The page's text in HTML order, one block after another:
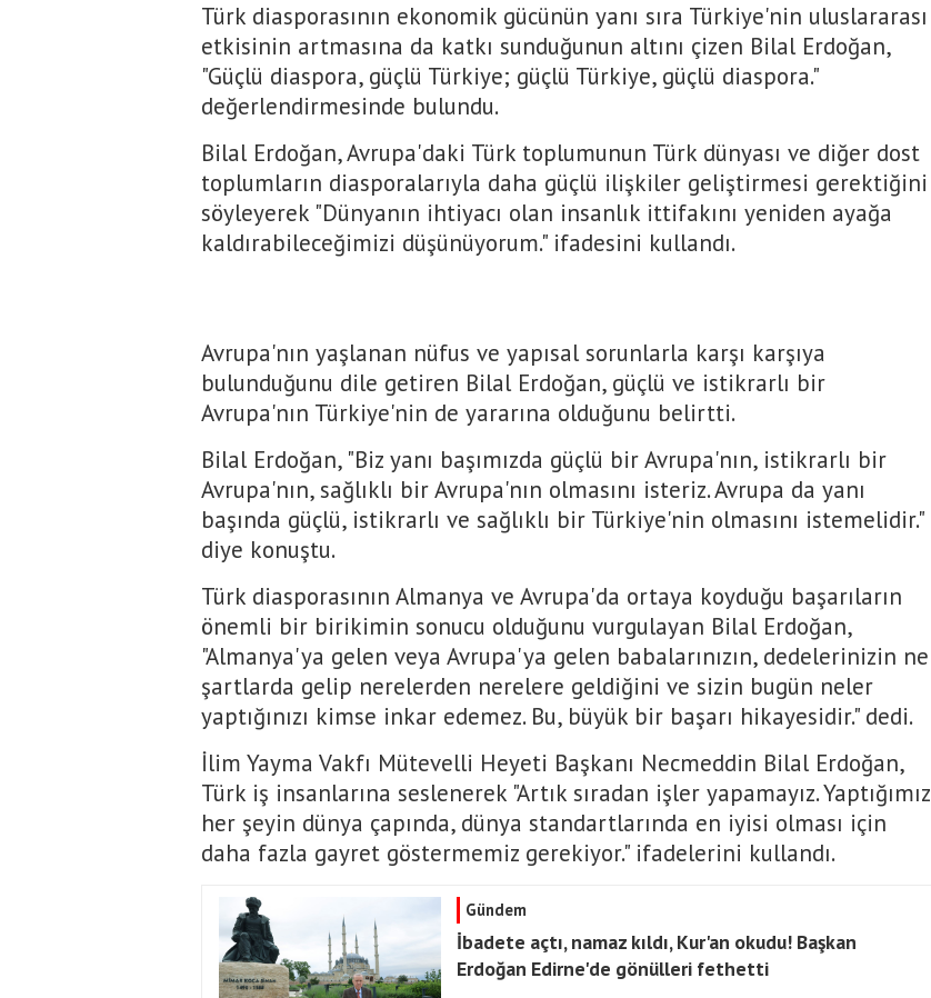
Türk diasporasının ekonomik gücünün yanı sıra Türkiye'nin uluslararası
etkisinin artmasına da katkı sunduğunun altını çizen Bilal Erdoğan,
"Güçlü diaspora, güçlü Türkiye; güçlü Türkiye, güçlü diaspora."
değerlendirmesinde bulundu.
Bilal Erdoğan, Avrupa'daki Türk toplumunun Türk dünyası ve diğer dost
toplumların diasporalarıyla daha güçlü ilişkiler geliştirmesi gerektiğini
söyleyerek "Dünyanın ihtiyacı olan insanlık ittifakını yeniden ayağa
kaldırabileceğimizi düşünüyorum." ifadesini kullandı.
Avrupa'nın yaşlanan nüfus ve yapısal sorunlarla karşı karşıya
bulunduğunu dile getiren Bilal Erdoğan, güçlü ve istikrarlı bir
Avrupa'nın Türkiye'nin de yararına olduğunu belirtti.
Bilal Erdoğan, "Biz yanı başımızda güçlü bir Avrupa'nın, istikrarlı bir
Avrupa'nın, sağlıklı bir Avrupa'nın olmasını isteriz. Avrupa da yanı
başında güçlü, istikrarlı ve sağlıklı bir Türkiye'nin olmasını istemelidir."
diye konuştu.
Türk diasporasının Almanya ve Avrupa'da ortaya koyduğu başarıların
önemli bir birikimin sonucu olduğunu vurgulayan Bilal Erdoğan,
"Almanya'ya gelen veya Avrupa'ya gelen babalarınızın, dedelerinizin ne
şartlarda gelip nerelerden nerelere geldiğini ve sizin bugün neler
yaptığınızı kimse inkar edemez. Bu, büyük bir başarı hikayesidir." dedi.
İlim Yayma Vakfı Mütevelli Heyeti Başkanı Necmeddin Bilal Erdoğan,
Türk iş insanlarına seslenerek "Artık sıradan işler yapamayız. Yaptığımız
her şeyin dünya çapında, dünya standartlarında en iyisi olması için
daha fazla gayret göstermemiz gerekiyor." ifadelerini kullandı.
Gündem
İbadete açtı, namaz kıldı, Kur'an okudu! Başkan
Erdoğan Edirne'de gönülleri fethetti